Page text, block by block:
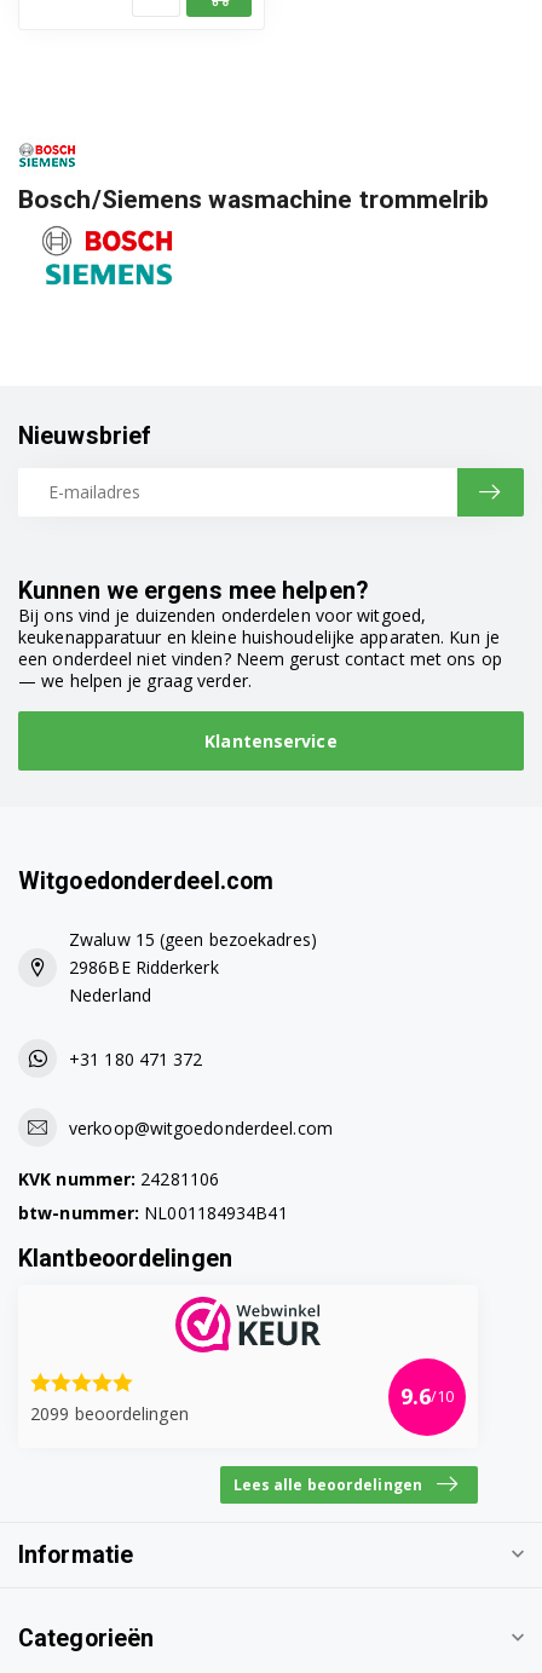
Bosch/Siemens wasmachine trommelrib
Kunnen we ergens mee helpen?
Bij ons vind je duizenden onderdelen voor witgoed,
keukenapparatuur en kleine huishoudelijke apparaten. Kun je
een onderdeel niet vinden? Neem gerust contact met ons op
— we helpen je graag verder.
Klantenservice
Nieuwsbrief
Witgoedonderdeel.com
Zwaluw 15 (geen bezoekadres)
2986BE Ridderkerk
Nederland
+31 180 471 372
verkoop@witgoedonderdeel.com
KVK nummer: 24281106
btw-nummer: NL001184934B41
Klantbeoordelingen
2099 beoordelingen
9.6/10
Lees alle beoordelingen
Informatie
Categorieën